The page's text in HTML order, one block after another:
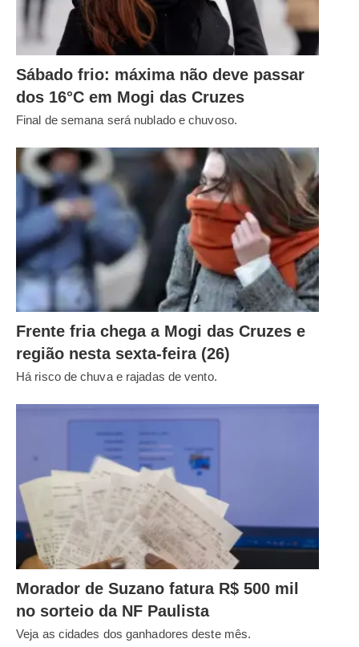
Sábado frio: máxima não deve passar
dos 16°C em Mogi das Cruzes
Final de semana será nublado e chuvoso.
Frente fria chega a Mogi das Cruzes e
região nesta sexta-feira (26)
Há risco de chuva e rajadas de vento.
Morador de Suzano fatura R$ 500 mil
no sorteio da NF Paulista
Veja as cidades dos ganhadores deste mês.